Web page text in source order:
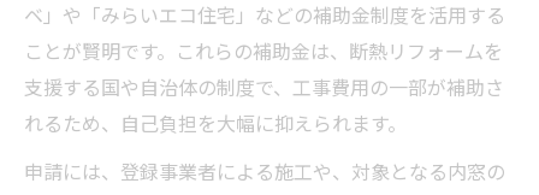
ベ」や「みらいエコ住宅」などの補助金制度を活用する
ことが賢明です。これらの補助金は、断熱リフォームを
支援する国や自治体の制度で、工事費用の一部が補助さ
れるため、自己負担を大幅に抑えられます。
申請には、登録事業者による施工や、対象となる内窓の